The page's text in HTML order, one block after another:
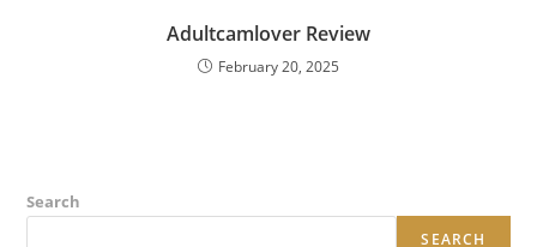
Adultcamlover Review
February 20, 2025
Search
SEARCH